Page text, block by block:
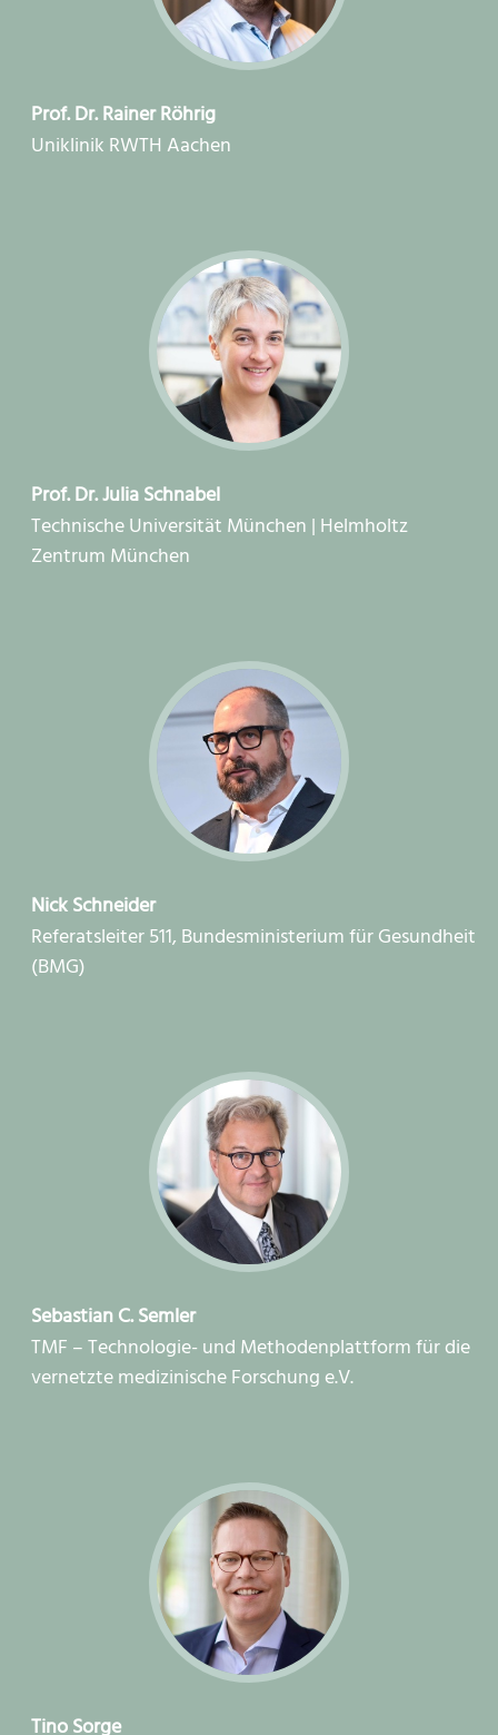
Prof. Dr. Rainer Röhrig
Uniklinik RWTH Aachen
Prof. Dr. Julia Schnabel
Technische Universität München | Helmholtz
Zentrum München
Nick Schneider
Referatsleiter 511, Bundesministerium für Gesundheit
(BMG)
Sebastian C. Semler
TMF – Technologie- und Methodenplattform für die
vernetzte medizinische Forschung e.V.
Tino Sorge